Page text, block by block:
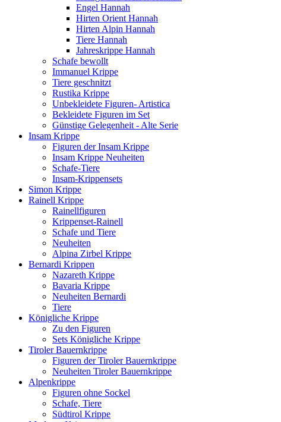
Engel Hannah
Hirten Orient Hannah
Hirten Alpin Hannah
Tiere Hannah
Jahreskrippe Hannah
Schafe bewollt
Immanuel Krippe
Tiere geschnitzt
Rustika Krippe
Unbekleidete Figuren- Artistica
Bekleidete Figuren im Set
Günstige Gelegenheit - Alte Serie
Insam Krippe
Figuren der Insam Krippe
Insam Krippe Neuheiten
Schafe-Tiere
Insam-Krippensets
Simon Krippe
Rainell Krippe
Rainellfiguren
Krippenset-Rainell
Schafe und Tiere
Neuheiten
Alpina Zirbel Krippe
Bernardi Krippen
Nazareth Krippe
Bavaria Krippe
Neuheiten Bernardi
Tiere
Königliche Krippe
Zu den Figuren
Sets Königliche Krippe
Tiroler Bauernkrippe
Figuren der Tiroler Bauernkrippe
Neuheiten Tiroler Bauernkrippe
Alpenkrippe
Figuren ohne Sockel
Schafe, Tiere
Südtirol Krippe